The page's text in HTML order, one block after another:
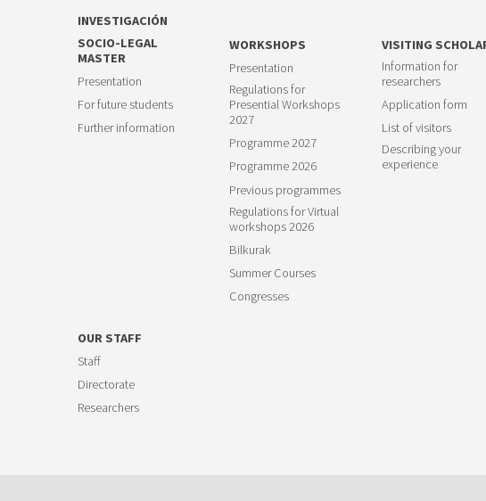
INVESTIGACIÓN
SOCIO-LEGAL
MASTER
Presentation
For future students
Further information
WORKSHOPS
Presentation
Regulations for
Presential Workshops
2027
Programme 2027
Programme 2026
Previous programmes
Regulations for Virtual
workshops 2026
Bilkurak
Summer Courses
Congresses
VISITING
Information for
researchers
Application form
List of visitors
Describing your
experience
OUR STAFF
Staff
Directorate
Researchers